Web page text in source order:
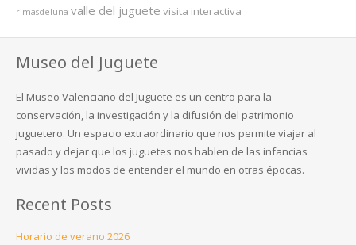
rimasdeluna valle del juguete visita interactiva
Museo del Juguete
El Museo Valenciano del Juguete es un centro para la
conservación, la investigación y la difusión del patrimonio
juguetero. Un espacio extraordinario que nos permite viajar al
pasado y dejar que los juguetes nos hablen de las infancias
vividas y los modos de entender el mundo en otras épocas.
Recent Posts
Horario de verano 2026